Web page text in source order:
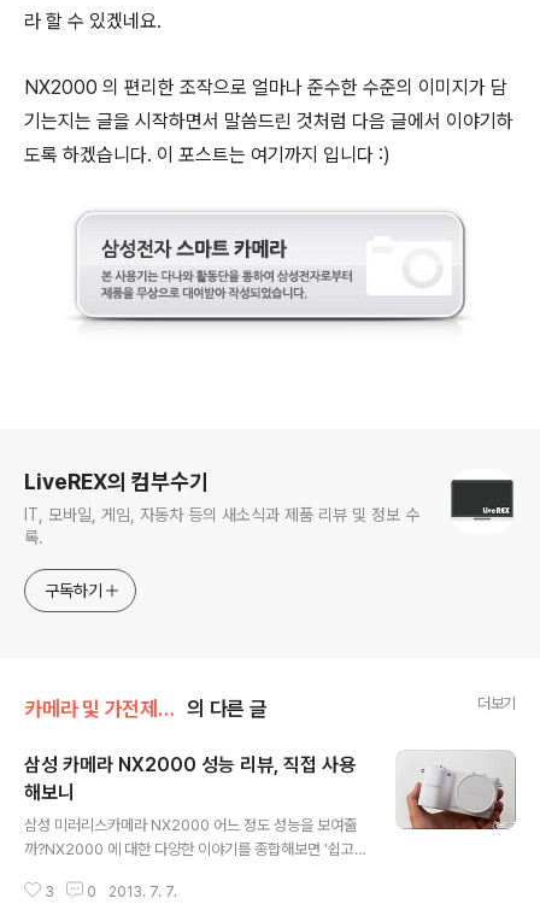
라 할 수 있겠네요.
NX2000 의 편리한 조작으로 얼마나 준수한 수준의 이미지가 담
기는지는 글을 시작하면서 말씀드린 것처럼 다음 글에서 이야기하
도록 하겠습니다. 이 포스트는 여기까지 입니다 :)
LiveREX의 컴부수기
IT, 모바일, 게임, 자동차 등의 새소식과 제품 리뷰 및 정보 수
록.
구독하기
카메라 및 가전제품 리뷰/> 삼성 NX2000 의 다른 글 더보기
삼성 카메라 NX2000 성능 리뷰, 직접 사용
해보니
삼성 미러리스카메라 NX2000 어느 정도 성능을 보여줄
까?NX2000 에 대한 다양한 이야기를 종합해보면 '쉽고
이 많이 보이는데요. 상급 모델인 NX300 과 비교해서도
3 0 2013. 7. 7.